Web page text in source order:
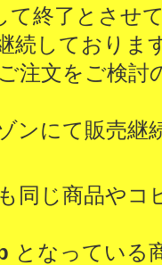
て終了とさせ
続しておりま
注文をご検討
ンにて販売継
同じ商品やコ
となっている